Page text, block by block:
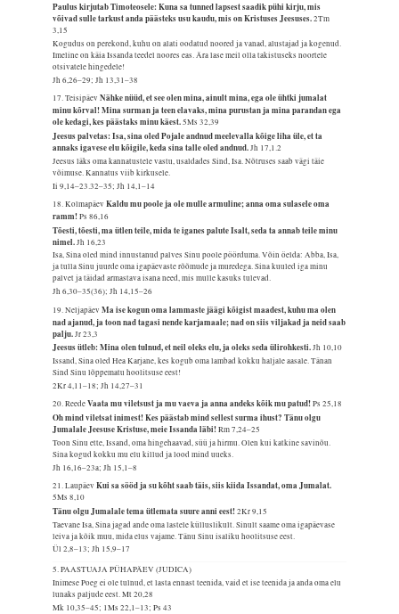
Paulus kirjutab Timoteosele: Kuna sa tunned lapsest saadik pühi kirju, mis
võivad sulle tarkust anda päästeks usu kaudu, mis on Kristuses Jeesuses.2Tm
3,15
Kogudus on perekond, kuhu on alati oodatud noored ja vanad, alustajad ja kogenud.
Imeline on käia Issanda teedel noores eas. Ära lase meil olla takistuseks noortele
otsivatele hingedele!
Jh 6,26–29; Jh 13,31–38
17. TeisipäevNähke nüüd, et see olen mina, ainult mina, ega ole ühtki jumalat
minu kõrval! Mina surman ja teen elavaks, mina purustan ja mina parandan ega
ole kedagi, kes päästaks minu käest.5Ms 32,39
Jeesus palvetas: Isa, sina oled Pojale andnud meelevalla kõige liha üle, et ta
annaks igavese elu kõigile, keda sina talle oled andnud.Jh 17,1.2
Jeesus läks oma kannatustele vastu, usaldades Sind, Isa. Nõtruses saab vägi täie
võimuse. Kannatus viib kirkusele.
Ii 9,14–23.32–35; Jh 14,1–14
18. KolmapäevKaldu mu poole ja ole mulle armuline; anna oma sulasele oma
ramm!Ps 86,16
Tõesti, tõesti, ma ütlen teile, mida te iganes palute Isalt, seda ta annab teile minu
nimel.Jh 16,23
Isa, Sina oled mind innustanud palves Sinu poole pöörduma. Võin öelda: Abba, Isa,
ja tulla Sinu juurde oma igapäevaste rõõmude ja muredega. Sina kuuled iga minu
palvet ja täidad armastava isana need, mis mulle kasuks tulevad.
Jh 6,30–35(36); Jh 14,15–26
19. NeljapäevMa ise kogun oma lammaste jäägi kõigist maadest, kuhu ma olen
nad ajanud, ja toon nad tagasi nende karjamaale; nad on siis viljakad ja neid saab
palju.Jr 23,3
Jeesus ütleb: Mina olen tulnud, et neil oleks elu, ja oleks seda ülirohkesti.Jh 10,10
Issand, Sina oled Hea Karjane, kes kogub oma lambad kokku haljale aasale. Tänan
Sind Sinu lõppematu hoolitsuse eest!
2Kr 4,11–18; Jh 14,27–31
20. ReedeVaata mu viletsust ja mu vaeva ja anna andeks kõik mu patud!Ps 25,18
Oh mind viletsat inimest! Kes päästab mind sellest surma ihust? Tänu olgu
Jumalale Jeesuse Kristuse, meie Issanda läbi!Rm 7,24–25
Toon Sinu ette, Issand, oma hingehaavad, süü ja hirmu. Olen kui katkine savinõu.
Sina kogud kokku mu elu killud ja lood mind uueks.
Jh 16,16–23a; Jh 15,1–8
21. LaupäevKui sa sööd ja su kõht saab täis, siis kiida Issandat, oma Jumalat.
5Ms 8,10
Tänu olgu Jumalale tema ütlemata suure anni eest!2Kr 9,15
Taevane Isa, Sina jagad ande oma lastele külluslikult. Sinult saame oma igapäevase
leiva ja kõik muu, mida elus vajame. Tänu Sinu isaliku hoolitsuse eest.
Ül 2,8–13; Jh 15,9–17
5. PAASTUAJA PÜHAPÄEV (JUDICA)
Inimese Poeg ei ole tulnud, et lasta ennast teenida, vaid et ise teenida ja anda oma elu
lunaks paljude eest.Mt 20,28
Mk 10,35–45; 1Ms 22,1–13; Ps 43